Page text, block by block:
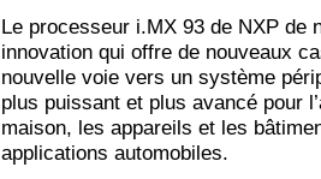
Le processeur i.MX 93 de NXP de
innovation qui offre de nouveaux
nouvelle voie vers un système
plus puissant et plus avancé pour
maison, les appareils et les
applications automobiles.